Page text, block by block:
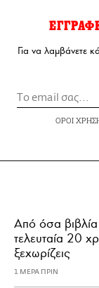
Για να λαμβάνετε
ΟΡΟΙ
Από όσα
τελευταία 20
ξεχωρίζεις
1 ΜΕΡΑ ΠΡΙΝ